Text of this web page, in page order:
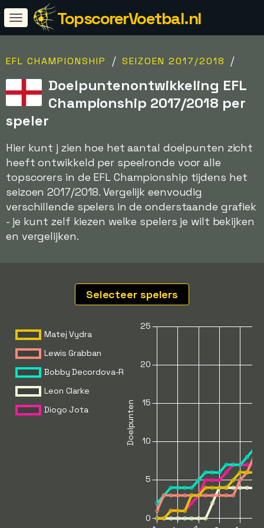
TopscorerVoetbal.nl
EFL CHAMPIONSHIP / SEIZOEN 2017/2018 /
Doelpuntenontwikkeling EFL
Championship 2017/2018 per
speler
Hier kunt j zien hoe het aantal doelpunten zicht
heeft ontwikkeld per speelronde voor alle
topscorers in de EFL Championship tijdens het
seizoen 2017/2018. Vergelijk eenvoudig
verschillende spelers in de onderstaande grafiek
- je kunt zelf kiezen welke spelers je wilt bekijken
en vergelijken.
Selecteer spelers